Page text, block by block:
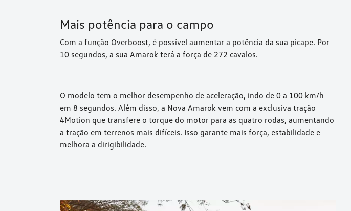
Mais potência para o campo
Com a função Overboost, é possível aumentar a potência da sua picape. Por
10 segundos, a sua Amarok terá a força de 272 cavalos.
O modelo tem o melhor desempenho de aceleração, indo de 0 a 100 km/h
em 8 segundos. Além disso, a Nova Amarok vem com a exclusiva tração
4Motion que transfere o torque do motor para as quatro rodas, aumentando
a tração em terrenos mais difíceis. Isso garante mais força, estabilidade e
melhora a dirigibilidade.